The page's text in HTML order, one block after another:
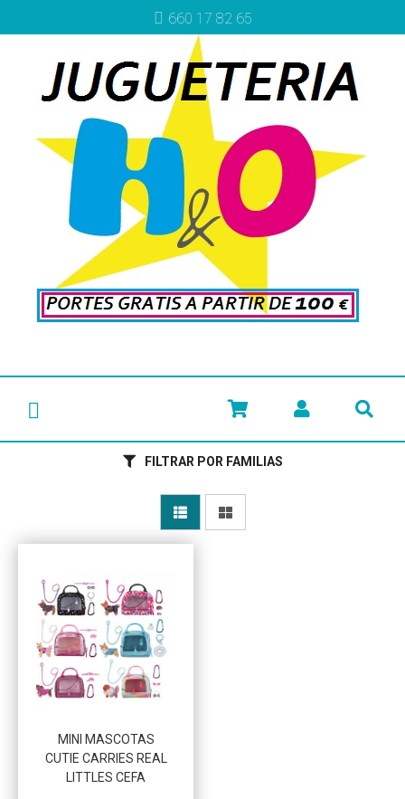
660 17 82 65
FILTRAR POR FAMILIAS
MINI MASCOTAS
CUTIE CARRIES REAL
LITTLES CEFA
Más info
Más info